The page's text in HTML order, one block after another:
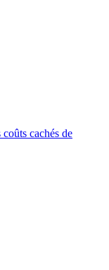
cachés de